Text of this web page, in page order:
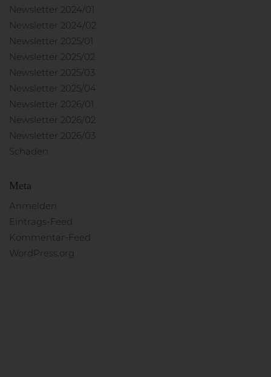
Newsletter 2024/01
Newsletter 2024/02
Newsletter 2025/01
Newsletter 2025/02
Newsletter 2025/03
Newsletter 2025/04
Newsletter 2026/01
Newsletter 2026/02
Newsletter 2026/03
Schaden
Meta
Anmelden
Eintrags-Feed
Kommentar-Feed
WordPress.org